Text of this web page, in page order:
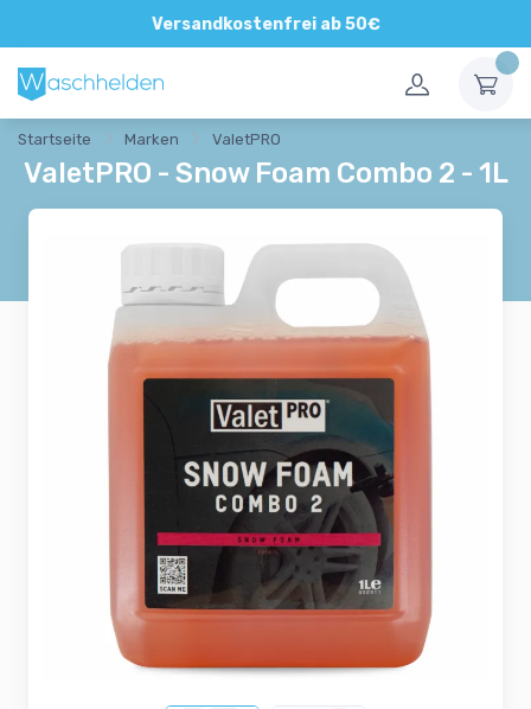
Versandkostenfrei ab 50€
Direkte und persönliche Beratung
Startseite Marken ValetPRO
ValetPRO - Snow Foam Combo 2 - 1L